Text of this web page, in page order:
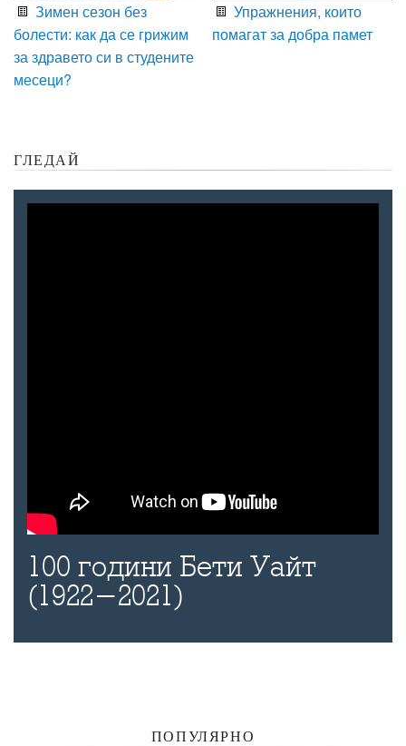
Зимен сезон без
болести: как да се грижим
за здравето си в студените
месеци?
Упражнения, които
помагат за добра памет
ГЛЕДАЙ
100 години Бети Уайт
(1922-2021)
ПОПУЛЯРНО